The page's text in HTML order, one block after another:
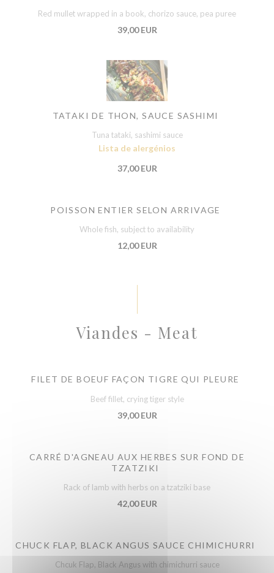
Red mullet wrapped in a book, chorizo sauce, pea puree
39,00 EUR
TATAKI DE THON, SAUCE SASHIMI
Tuna tataki, sashimi sauce
Lista de alergénios
37,00 EUR
POISSON ENTIER SELON ARRIVAGE
Whole fish, subject to availability
12,00 EUR
Viandes - Meat
FILET DE BOEUF FAÇON TIGRE QUI PLEURE
Beef fillet, crying tiger style
39,00 EUR
CARRÉ D'AGNEAU AUX HERBES SUR FOND DE
TZATZIKI
Rack of lamb with herbs on a tzatziki base
42,00 EUR
CHUCK FLAP, BLACK ANGUS SAUCE CHIMICHURRI
Chcuk Flap, Black Angus with chimichurri sauce